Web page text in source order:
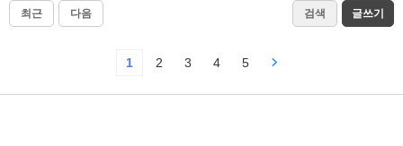
최근 다음 검색 글쓰기
1 2 3 4 5